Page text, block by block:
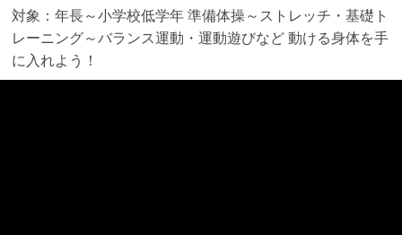
対象：年長～小学校低学年 準備体操～ストレッチ・基礎ト
レーニング～バランス運動・運動遊びなど 動ける身体を手
に入れよう！